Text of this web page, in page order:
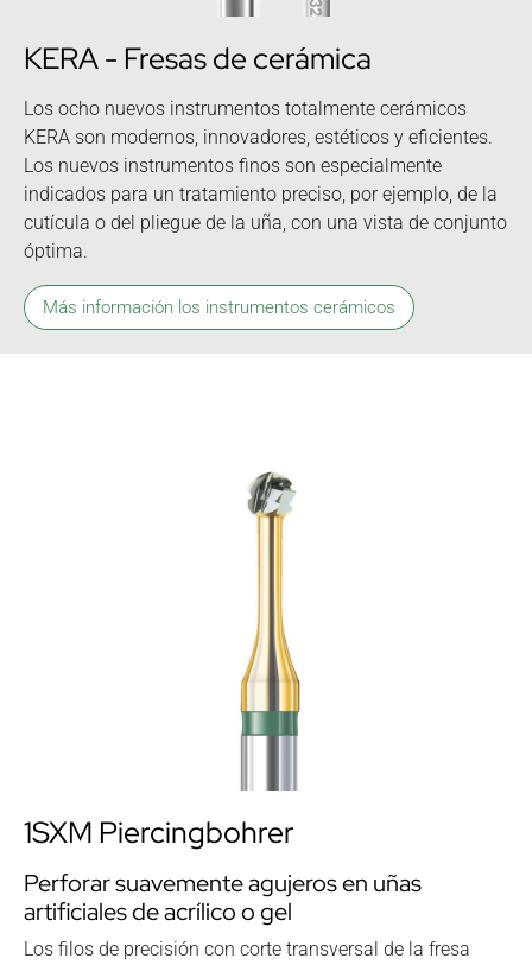
KERA - Fresas de cerámica
Los ocho nuevos instrumentos totalmente cerámicos
KERA son modernos, innovadores, estéticos y eficientes.
Los nuevos instrumentos finos son especialmente
indicados para un tratamiento preciso, por ejemplo, de la
cutícula o del pliegue de la uña, con una vista de conjunto
óptima.
Más información los instrumentos cerámicos
1SXM Piercingbohrer
Perforar suavemente agujeros en uñas
artificiales de acrílico o gel
Los filos de precisión con corte transversal de la fresa